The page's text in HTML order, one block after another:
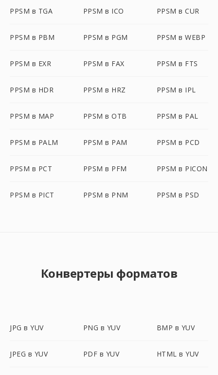
PPSM в TGA PPSM в ICO PPSM в CUR
PPSM в PBM PPSM в PGM PPSM в WEBP
PPSM в EXR PPSM в FAX PPSM в FTS
PPSM в HDR PPSM в HRZ PPSM в IPL
PPSM в MAP PPSM в OTB PPSM в PAL
PPSM в PALM PPSM в PAM PPSM в PCD
PPSM в PCT PPSM в PFM PPSM в PICON
PPSM в PICT PPSM в PNM PPSM в PSD
Конвертеры форматов
JPG в YUV PNG в YUV BMP в YUV
JPEG в YUV PDF в YUV HTML в YUV